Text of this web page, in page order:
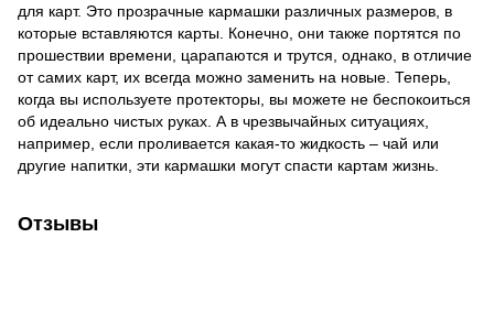
для карт. Это прозрачные кармашки различных размеров, в
которые вставляются карты. Конечно, они также портятся по
прошествии времени, царапаются и трутся, однако, в отличие
от самих карт, их всегда можно заменить на новые. Теперь,
когда вы используете протекторы, вы можете не беспокоиться
об идеально чистых руках. А в чрезвычайных ситуациях,
например, если проливается какая-то жидкость – чай или
другие напитки, эти кармашки могут спасти картам жизнь.
Отзывы